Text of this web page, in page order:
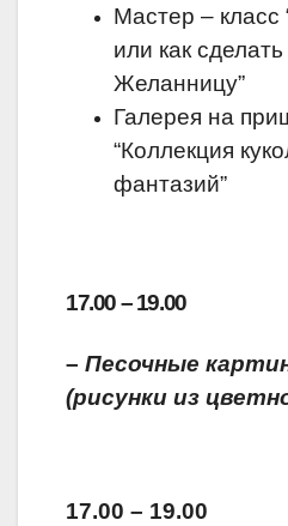
Мастер – класс
или как сделать
Желанницу”
Галерея на
“Коллекция
фантазий”
17.00 – 19.00
– Песочные
(рисунки из
17.00 – 19.00